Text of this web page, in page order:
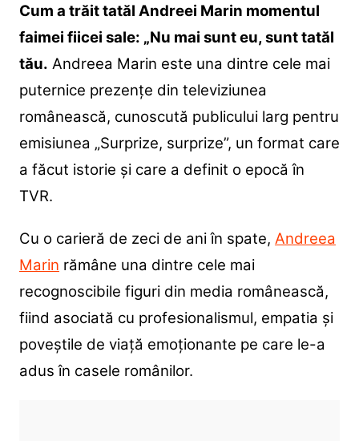
Cum a trăit tatăl Andreei Marin momentul
faimei fiicei sale: „Nu mai sunt eu, sunt tatăl
tău. Andreea Marin este una dintre cele mai
puternice prezențe din televiziunea
românească, cunoscută publicului larg pentru
emisiunea „Surprize, surprize”, un format care
a făcut istorie și care a definit o epocă în
TVR.
Cu o carieră de zeci de ani în spate, Andreea
Marin rămâne una dintre cele mai
recognoscibile figuri din media românească,
fiind asociată cu profesionalismul, empatia și
poveștile de viață emoționante pe care le-a
adus în casele românilor.